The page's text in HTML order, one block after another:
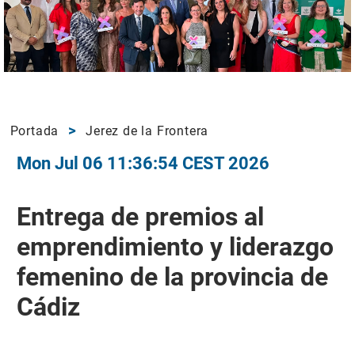
Portada Jerez de la Frontera
Mon Jul 06 11:36:54 CEST 2026
Entrega de premios al
emprendimiento y liderazgo
femenino de la provincia de
Cádiz